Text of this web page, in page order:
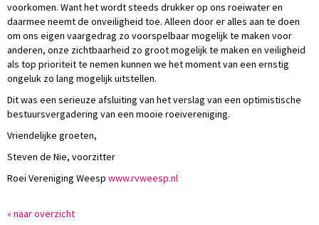
voorkomen. Want het wordt steeds drukker op ons roeiwater en
daarmee neemt de onveiligheid toe. Alleen door er alles aan te doen
om ons eigen vaargedrag zo voorspelbaar mogelijk te maken voor
anderen, onze zichtbaarheid zo groot mogelijk te maken en veiligheid
als top prioriteit te nemen kunnen we het moment van een ernstig
ongeluk zo lang mogelijk uitstellen.
Dit was een serieuze afsluiting van het verslag van een optimistische
bestuursvergadering van een mooie roeivereniging.
Vriendelijke groeten,
Steven de Nie, voorzitter
Roei Vereniging Weesp www.rvweesp.nl
« naar overzicht